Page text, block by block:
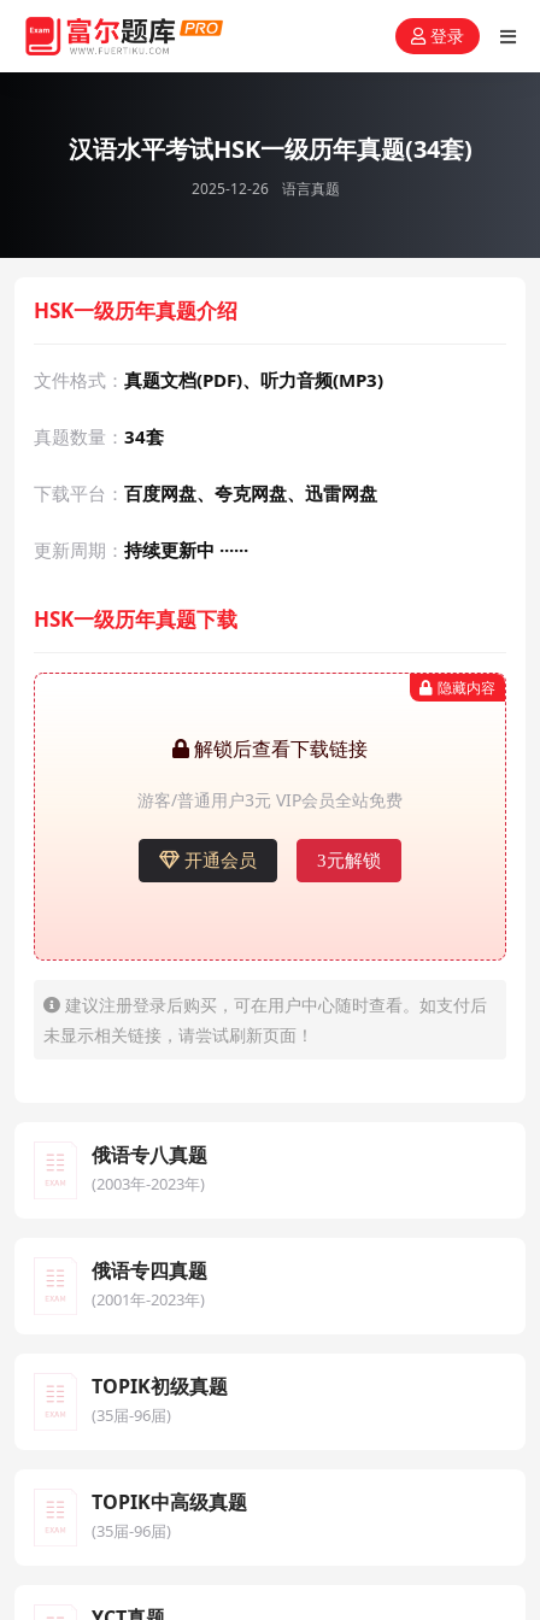
登录
汉语水平考试HSK一级历年真题(34套)
2025-12-26 语言真题
HSK一级历年真题介绍
文件格式： 真题文档(PDF)、听力音频(MP3)
真题数量： 34套
下载平台： 百度网盘、夸克网盘、迅雷网盘
更新周期： 持续更新中 ······
HSK一级历年真题下载
隐藏内容
解锁后查看下载链接
游客/普通用户3元 VIP会员全站免费
开通会员 3元解锁
建议注册登录后购买，可在用户中心随时查看。如支付后
未显示相关链接，请尝试刷新页面！
俄语专八真题
(2003年-2023年)
俄语专四真题
(2001年-2023年)
TOPIK初级真题
(35届-96届)
TOPIK中高级真题
(35届-96届)